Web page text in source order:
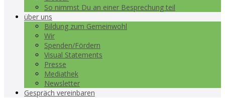
So nimmst Du an einer Besprechung teil
über uns
Bildung zum Gemeinwohl
Wir
Spenden/Fördern
Visual Statements
Presse
Mediathek
Newsletter
Gespräch vereinbaren